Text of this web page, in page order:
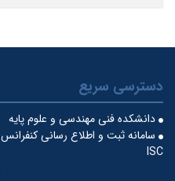
دسترسی سریع
دانشکده فنی مهندسی و علوم پایه
سامانه ثبت و اطلاع رسانی کنفرانس
ISC